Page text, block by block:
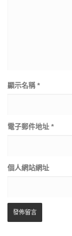
顯示名稱 *
電子郵件地址 *
個人網站網址